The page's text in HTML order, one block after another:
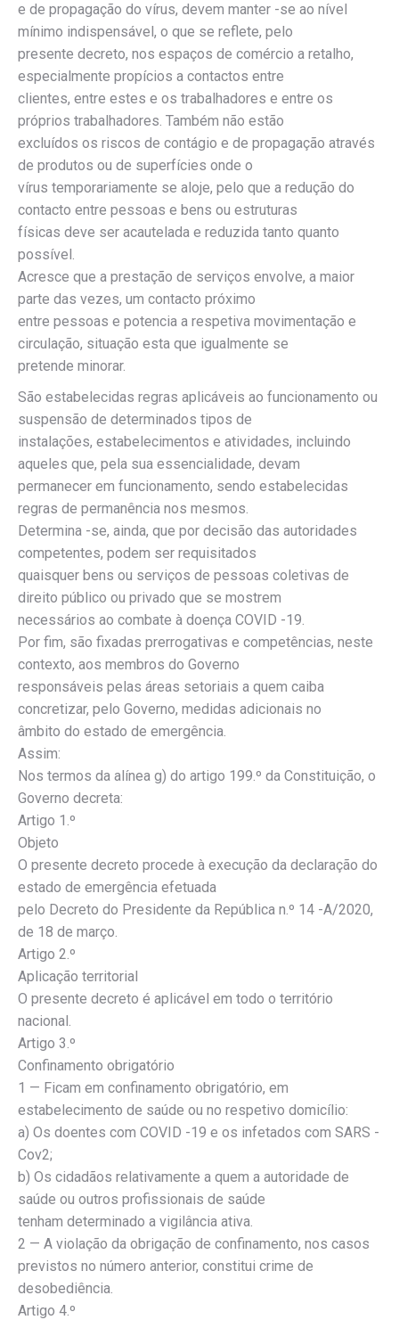
e de propagação do vírus, devem manter -se ao nível
mínimo indispensável, o que se reflete, pelo
presente decreto, nos espaços de comércio a retalho,
especialmente propícios a contactos entre
clientes, entre estes e os trabalhadores e entre os
próprios trabalhadores. Também não estão
excluídos os riscos de contágio e de propagação através
de produtos ou de superfícies onde o
vírus temporariamente se aloje, pelo que a redução do
contacto entre pessoas e bens ou estruturas
físicas deve ser acautelada e reduzida tanto quanto
possível.
Acresce que a prestação de serviços envolve, a maior
parte das vezes, um contacto próximo
entre pessoas e potencia a respetiva movimentação e
circulação, situação esta que igualmente se
pretende minorar.
São estabelecidas regras aplicáveis ao funcionamento ou
suspensão de determinados tipos de
instalações, estabelecimentos e atividades, incluindo
aqueles que, pela sua essencialidade, devam
permanecer em funcionamento, sendo estabelecidas
regras de permanência nos mesmos.
Determina -se, ainda, que por decisão das autoridades
competentes, podem ser requisitados
quaisquer bens ou serviços de pessoas coletivas de
direito público ou privado que se mostrem
necessários ao combate à doença COVID -19.
Por fim, são fixadas prerrogativas e competências, neste
contexto, aos membros do Governo
responsáveis pelas áreas setoriais a quem caiba
concretizar, pelo Governo, medidas adicionais no
âmbito do estado de emergência.
Assim:
Nos termos da alínea g) do artigo 199.º da Constituição, o
Governo decreta:
Artigo 1.º
Objeto
O presente decreto procede à execução da declaração do
estado de emergência efetuada
pelo Decreto do Presidente da República n.º 14 -A/2020,
de 18 de março.
Artigo 2.º
Aplicação territorial
O presente decreto é aplicável em todo o território
nacional.
Artigo 3.º
Confinamento obrigatório
1 — Ficam em confinamento obrigatório, em
estabelecimento de saúde ou no respetivo domicílio:
a) Os doentes com COVID -19 e os infetados com SARS -
Cov2;
b) Os cidadãos relativamente a quem a autoridade de
saúde ou outros profissionais de saúde
tenham determinado a vigilância ativa.
2 — A violação da obrigação de confinamento, nos casos
previstos no número anterior, constitui crime de
desobediência.
Artigo 4.º